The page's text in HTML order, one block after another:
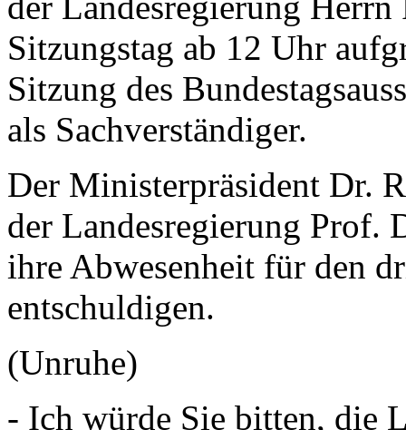
Sitzungstag ab 12 Uhr
Sitzung des
als Sachverständiger.
Der Ministerpräsident Dr.
der Landesregierung
ihre Abwesenheit für den
entschuldigen.
(Unruhe)
- Ich würde Sie bitten, die